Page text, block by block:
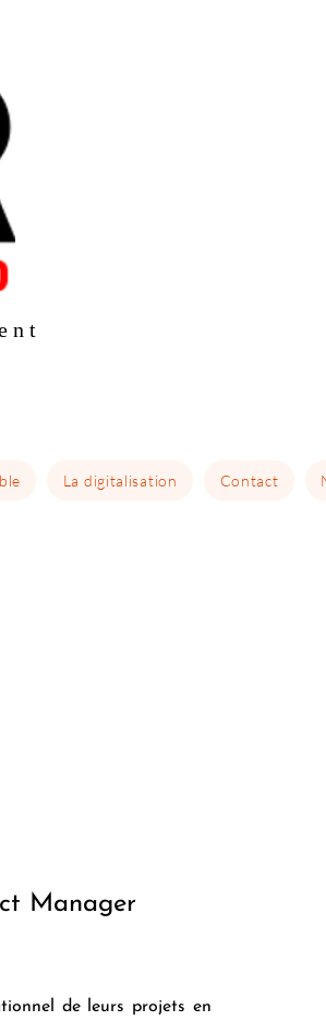
n t
La digitalisation Contact
Manager
de leurs projets en